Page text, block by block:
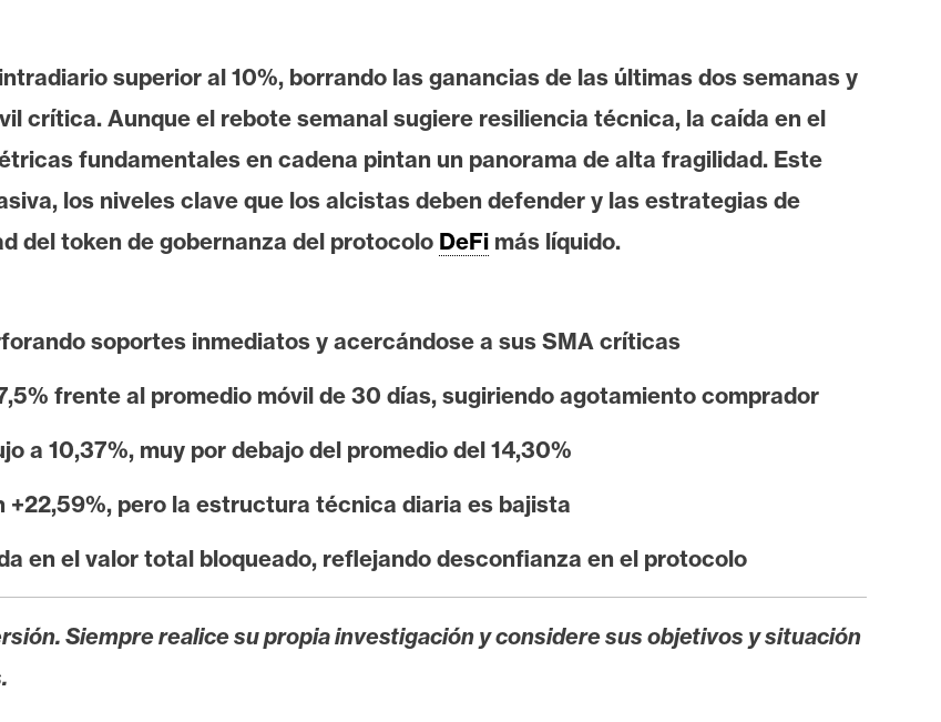
superior al 10%, borrando las ganancias de las últimas dos semanas y
crítica. Aunque el rebote semanal sugiere resiliencia técnica, la caída en el
fundamentales en cadena pintan un panorama de alta fragilidad. Este
los niveles clave que los alcistas deben defender y las estrategias de
del token de gobernanza del protocolo DeFi más líquido.
soportes inmediatos y acercándose a sus SMA críticas
frente al promedio móvil de 30 días, sugiriendo agotamiento comprador
a 10,37%, muy por debajo del promedio del 14,30%
+22,59%, pero la estructura técnica diaria es bajista
en el valor total bloqueado, reflejando desconfianza en el protocolo
Siempre realice su propia investigación y considere sus objetivos y situación